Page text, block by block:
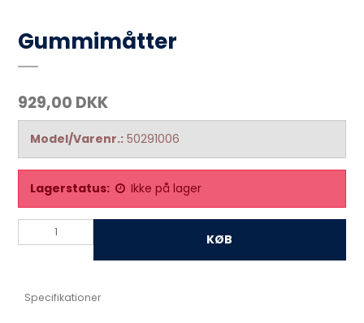
Gummimåtter
929,00 DKK
Model/Varenr.: 50291006
Lagerstatus: Ikke på lager
KØB
Specifikationer